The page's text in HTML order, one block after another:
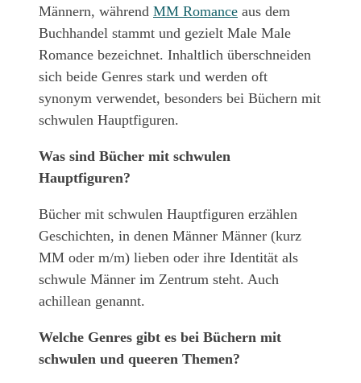
Männern, während MM Romance aus dem
Buchhandel stammt und gezielt Male Male
Romance bezeichnet. Inhaltlich überschneiden
sich beide Genres stark und werden oft
synonym verwendet, besonders bei Büchern mit
schwulen Hauptfiguren.
Was sind Bücher mit schwulen
Hauptfiguren?
Bücher mit schwulen Hauptfiguren erzählen
Geschichten, in denen Männer Männer (kurz
MM oder m/m) lieben oder ihre Identität als
schwule Männer im Zentrum steht. Auch
achillean genannt.
Welche Genres gibt es bei Büchern mit
schwulen und queeren Themen?